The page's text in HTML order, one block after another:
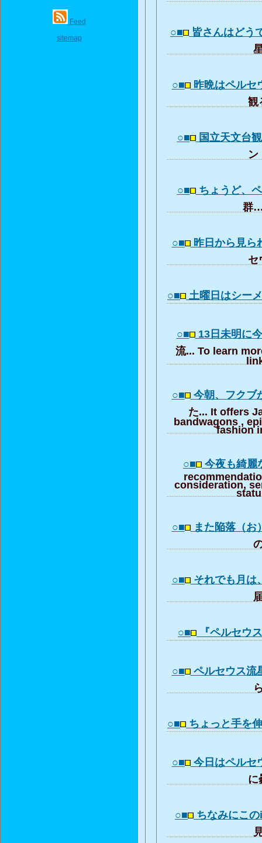
Feed
sitemap
○■ 皆さんはど
○■ 昨晩はペル
観
○■ 国立天文台
ン
○■ ちょうど、
群
○■ 昨日から見
セ
○■ 土曜日はシー
○■ 13日未明に
流... To learn
○■ 今朝、フク
た... It offers
bandwagons ,
fashion
○■ 今夜も綺
consideration,
○■ また陥落（
○■ それでも月
○■ 『ペルセウ
○■ ペルセウス
○■ ちょっと手を
○■ 今日はペル
に
○■ ちなみにこ